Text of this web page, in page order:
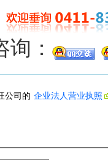
：
公司的 企业法人营业执照